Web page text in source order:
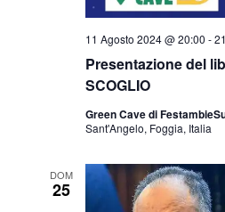
Presentazione del
SCOGLIO
11 Agosto 2024 @ 20:00 -
Green Cave di
Sant'Angelo, Foggia, Italia
DOM
25